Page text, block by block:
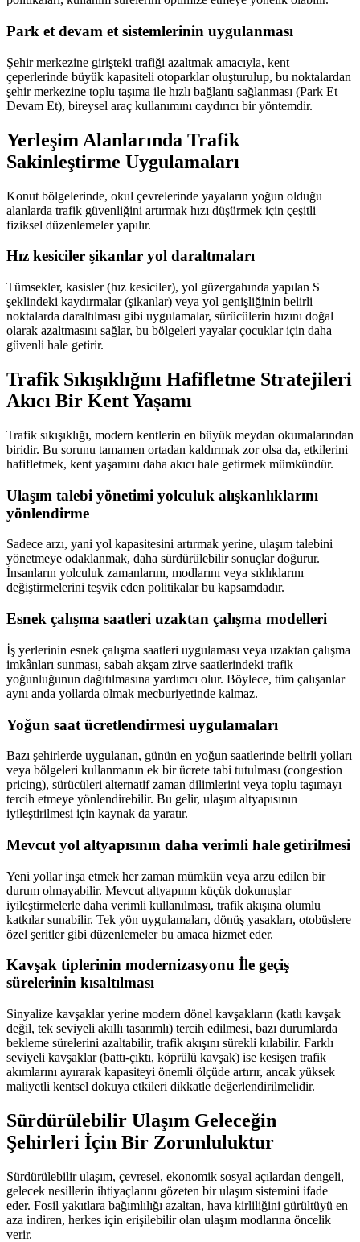
Park et devam et sistemlerinin uygulanması
Şehir merkezine girişteki trafiği azaltmak amacıyla, kent
çeperlerinde büyük kapasiteli otoparklar oluşturulup, bu noktalardan
şehir merkezine toplu taşıma ile hızlı bağlantı sağlanması (Park Et
Devam Et), bireysel araç kullanımını caydırıcı bir yöntemdir.
Yerleşim Alanlarında Trafik
Sakinleştirme Uygulamaları
Konut bölgelerinde, okul çevrelerinde yayaların yoğun olduğu
alanlarda trafik güvenliğini artırmak hızı düşürmek için çeşitli
fiziksel düzenlemeler yapılır.
Hız kesiciler şikanlar yol daraltmaları
Tümsekler, kasisler (hız kesiciler), yol güzergahında yapılan S
şeklindeki kaydırmalar (şikanlar) veya yol genişliğinin belirli
noktalarda daraltılması gibi uygulamalar, sürücülerin hızını doğal
olarak azaltmasını sağlar, bu bölgeleri yayalar çocuklar için daha
güvenli hale getirir.
Trafik Sıkışıklığını Hafifletme Stratejileri
Akıcı Bir Kent Yaşamı
Trafik sıkışıklığı, modern kentlerin en büyük meydan okumalarından
biridir. Bu sorunu tamamen ortadan kaldırmak zor olsa da, etkilerini
hafifletmek, kent yaşamını daha akıcı hale getirmek mümkündür.
Ulaşım talebi yönetimi yolculuk alışkanlıklarını
yönlendirme
Sadece arzı, yani yol kapasitesini artırmak yerine, ulaşım talebini
yönetmeye odaklanmak, daha sürdürülebilir sonuçlar doğurur.
İnsanların yolculuk zamanlarını, modlarını veya sıklıklarını
değiştirmelerini teşvik eden politikalar bu kapsamdadır.
Esnek çalışma saatleri uzaktan çalışma modelleri
İş yerlerinin esnek çalışma saatleri uygulaması veya uzaktan çalışma
imkânları sunması, sabah akşam zirve saatlerindeki trafik
yoğunluğunun dağıtılmasına yardımcı olur. Böylece, tüm çalışanlar
aynı anda yollarda olmak mecburiyetinde kalmaz.
Yoğun saat ücretlendirmesi uygulamaları
Bazı şehirlerde uygulanan, günün en yoğun saatlerinde belirli yolları
veya bölgeleri kullanmanın ek bir ücrete tabi tutulması (congestion
pricing), sürücüleri alternatif zaman dilimlerini veya toplu taşımayı
tercih etmeye yönlendirebilir. Bu gelir, ulaşım altyapısının
iyileştirilmesi için kaynak da yaratır.
Mevcut yol altyapısının daha verimli hale getirilmesi
Yeni yollar inşa etmek her zaman mümkün veya arzu edilen bir
durum olmayabilir. Mevcut altyapının küçük dokunuşlar
iyileştirmelerle daha verimli kullanılması, trafik akışına olumlu
katkılar sunabilir. Tek yön uygulamaları, dönüş yasakları, otobüslere
özel şeritler gibi düzenlemeler bu amaca hizmet eder.
Kavşak tiplerinin modernizasyonu İle geçiş
sürelerinin kısaltılması
Sinyalize kavşaklar yerine modern dönel kavşakların (katlı kavşak
değil, tek seviyeli akıllı tasarımlı) tercih edilmesi, bazı durumlarda
bekleme sürelerini azaltabilir, trafik akışını sürekli kılabilir. Farklı
seviyeli kavşaklar (battı-çıktı, köprülü kavşak) ise kesişen trafik
akımlarını ayırarak kapasiteyi önemli ölçüde artırır, ancak yüksek
maliyetli kentsel dokuya etkileri dikkatle değerlendirilmelidir.
Sürdürülebilir Ulaşım Geleceğin
Şehirleri İçin Bir Zorunluluktur
Sürdürülebilir ulaşım, çevresel, ekonomik sosyal açılardan dengeli,
gelecek nesillerin ihtiyaçlarını gözeten bir ulaşım sistemini ifade
eder. Fosil yakıtlara bağımlılığı azaltan, hava kirliliğini gürültüyü en
aza indiren, herkes için erişilebilir olan ulaşım modlarına öncelik
verir.